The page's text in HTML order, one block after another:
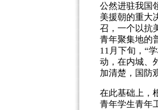
公然进驻我国
美援朝的重大
召，一个以抗
青年聚集地的
11月下旬，“
动，在内城、
加清楚，国防
在此基础上，
青年学生青年